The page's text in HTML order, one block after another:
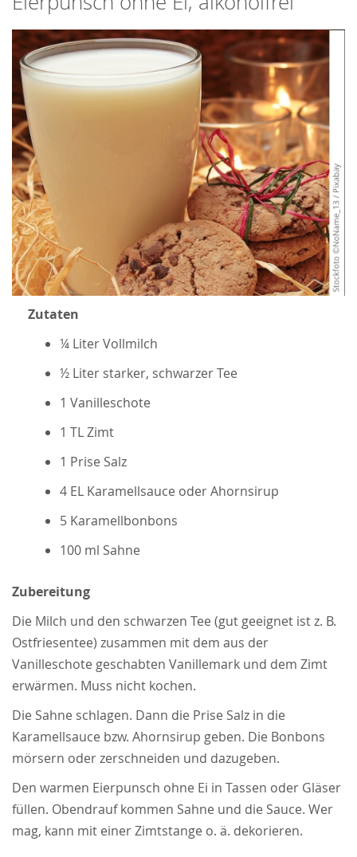
Zutaten
¼ Liter Vollmilch
½ Liter starker, schwarzer Tee
1 Vanilleschote
1 TL Zimt
1 Prise Salz
4 EL Karamellsauce oder Ahornsirup
5 Karamellbonbons
100 ml Sahne
Zubereitung
Die Milch und den schwarzen Tee (gut geeignet ist z. B.
Ostfriesentee) zusammen mit dem aus der
Vanilleschote geschabten Vanillemark und dem Zimt
erwärmen. Muss nicht kochen.
Die Sahne schlagen. Dann die Prise Salz in die
Karamellsauce bzw. Ahornsirup geben. Die Bonbons
mörsern oder zerschneiden und dazugeben.
Den warmen Eierpunsch ohne Ei in Tassen oder Gläser
füllen. Obendrauf kommen Sahne und die Sauce. Wer
mag, kann mit einer Zimtstange o. ä. dekorieren.